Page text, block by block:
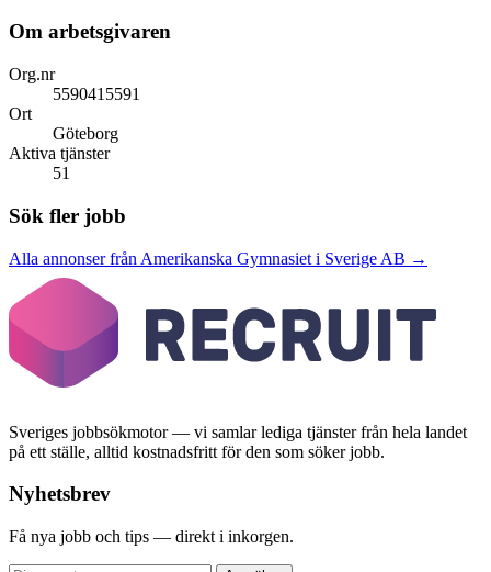
Om arbetsgivaren
Org.nr
5590415591
Ort
Göteborg
Aktiva tjänster
51
Sök fler jobb
Alla annonser från Amerikanska Gymnasiet i Sverige AB →
Sveriges jobbsökmotor — vi samlar lediga tjänster från hela landet
på ett ställe, alltid kostnadsfritt för den som söker jobb.
Nyhetsbrev
Få nya jobb och tips — direkt i inkorgen.